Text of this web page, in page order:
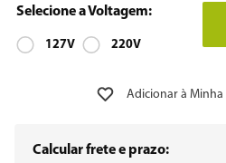
127V 220V
Calcular frete e prazo:
8º 12000
9º geladeira